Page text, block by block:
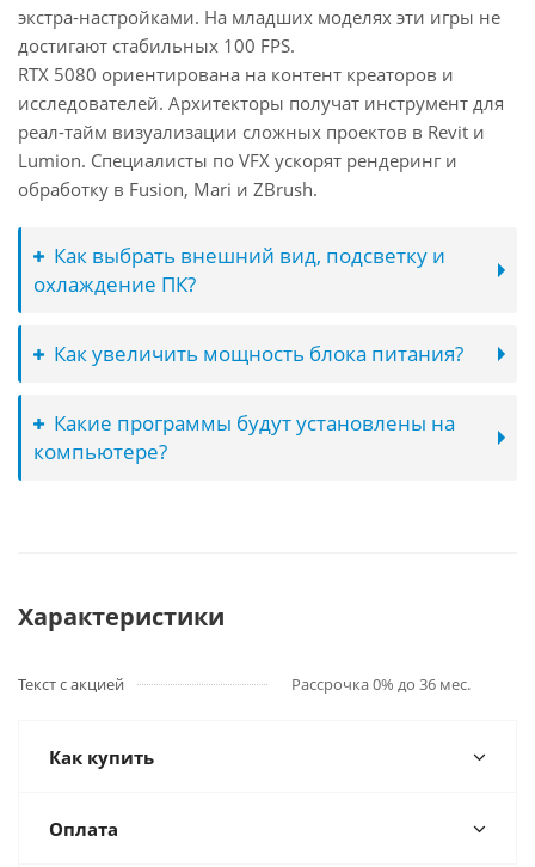
экстра-настройками. На младших моделях эти игры не
достигают стабильных 100 FPS.
RTX 5080 ориентирована на контент креаторов и
исследователей. Архитекторы получат инструмент для
реал-тайм визуализации сложных проектов в Revit и
Lumion. Специалисты по VFX ускорят рендеринг и
обработку в Fusion, Mari и ZBrush.
Как выбрать внешний вид, подсветку и
охлаждение ПК?
Как увеличить мощность блока питания?
Какие программы будут установлены на
компьютере?
Характеристики
Текст с акцией Рассрочка 0% до 36 мес.
Как купить
Оплата